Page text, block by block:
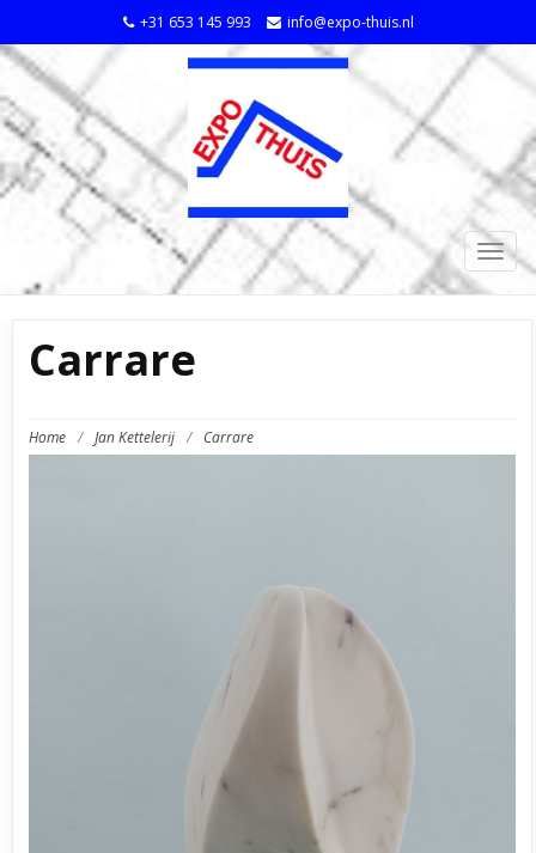
+31 653 145 993 info@expo-thuis.nl
Carrare
Home / Jan Kettelerij / Carrare